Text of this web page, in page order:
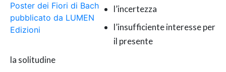
Poster dei Fiori di Bach
pubblicato da LUMEN
Edizioni
l’incertezza
l’insufficiente interesse per
il presente
la solitudine